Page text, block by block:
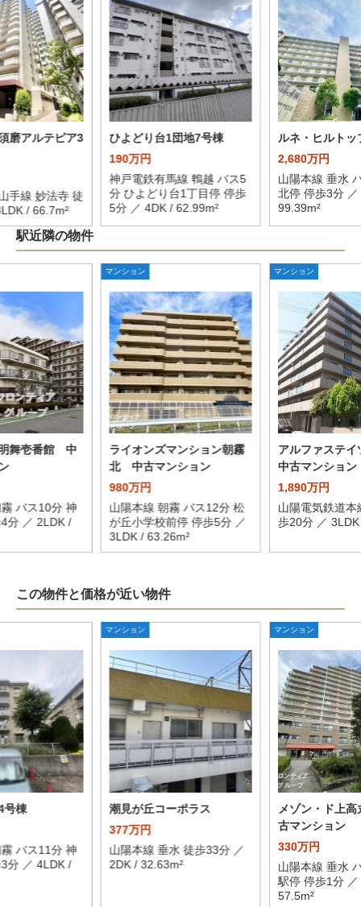
磨アルテピア3
手線 妙法寺 徒
/ 66.7m²
ひよどり台1団地7号棟
190万円
神戸電鉄有馬線 鵯越 バス5
分 ひよどり台1丁目停 停歩
5分 ／ 4DK / 62.99m²
ルネ・ヒルトッ
2,680万円
山陽本線 垂水
北停 停歩3分 ／
99.39m²
駅近隣の物件
舞壱番館 中
バス10分 神
分 ／ 2LDK /
マンション
ライオンズマンション朝霧
北 中古マンション
980万円
山陽本線 朝霧 バス12分 松
が丘小学校前停 停歩5分 ／
3LDK / 63.26m²
マンション
アルファステ
中古マンション
1,890万円
山陽電気鉄道本
歩20分 ／ 3LDK
この物件と価格が近い物件
号棟
バス11分 神
分 ／ 4LDK /
マンション
潮見が丘コーポラス
377万円
山陽本線 垂水 徒歩33分 ／
2DK / 32.63m²
マンション
メゾン・ド上
古マンション
330万円
山陽本線 垂水
駅停 停歩1分 ／
57.5m²